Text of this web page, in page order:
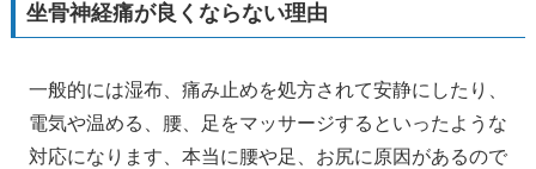
坐骨神経痛が良くならない理由
一般的には湿布、痛み止めを処方されて安静にしたり、
電気や温める、腰、足をマッサージするといったような
対応になります、本当に腰や足、お尻に原因があるので